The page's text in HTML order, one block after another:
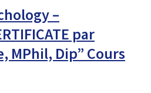
–
par
MPhil, Dip” Cours